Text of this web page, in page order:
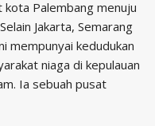
kota Palembang menuju
Jakarta, Semarang
mempunyai kedudukan
niaga di kepulauan
Ia sebuah pusat